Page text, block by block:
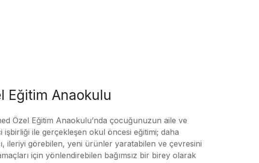
Eğitim Anaokulu
Özel Eğitim Anaokulu’nda çocuğunuzun aile ve
işbirliği ile gerçekleşen okul öncesi eğitimi; daha
ileriyi görebilen, yeni ürünler yaratabilen ve çevresini
için yönlendirebilen bağımsız bir birey olarak